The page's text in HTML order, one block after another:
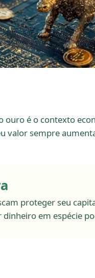
é o contexto
valor sempre
proteger seu
em espécie